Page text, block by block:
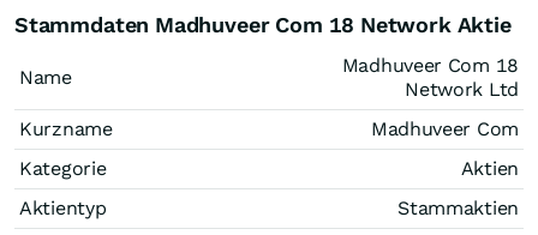
Stammdaten Madhuveer Com 18 Network Aktie
Name
Madhuveer Com 18
Network Ltd
Kurzname
Madhuveer Com
Kategorie
Aktien
Aktientyp
Stammaktien